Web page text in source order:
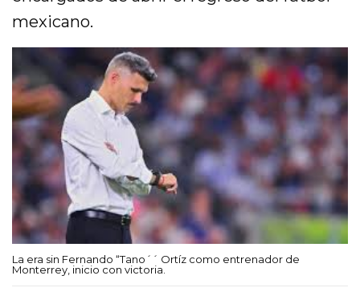
mexicano.
La era sin Fernando “Tano´´ Ortíz como entrenador de
Monterrey, inicio con victoria.